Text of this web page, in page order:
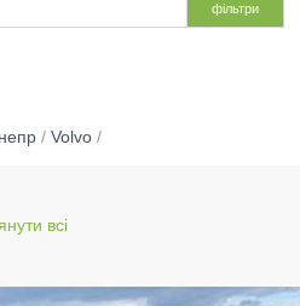
фільтри
/ Volvo /
всі